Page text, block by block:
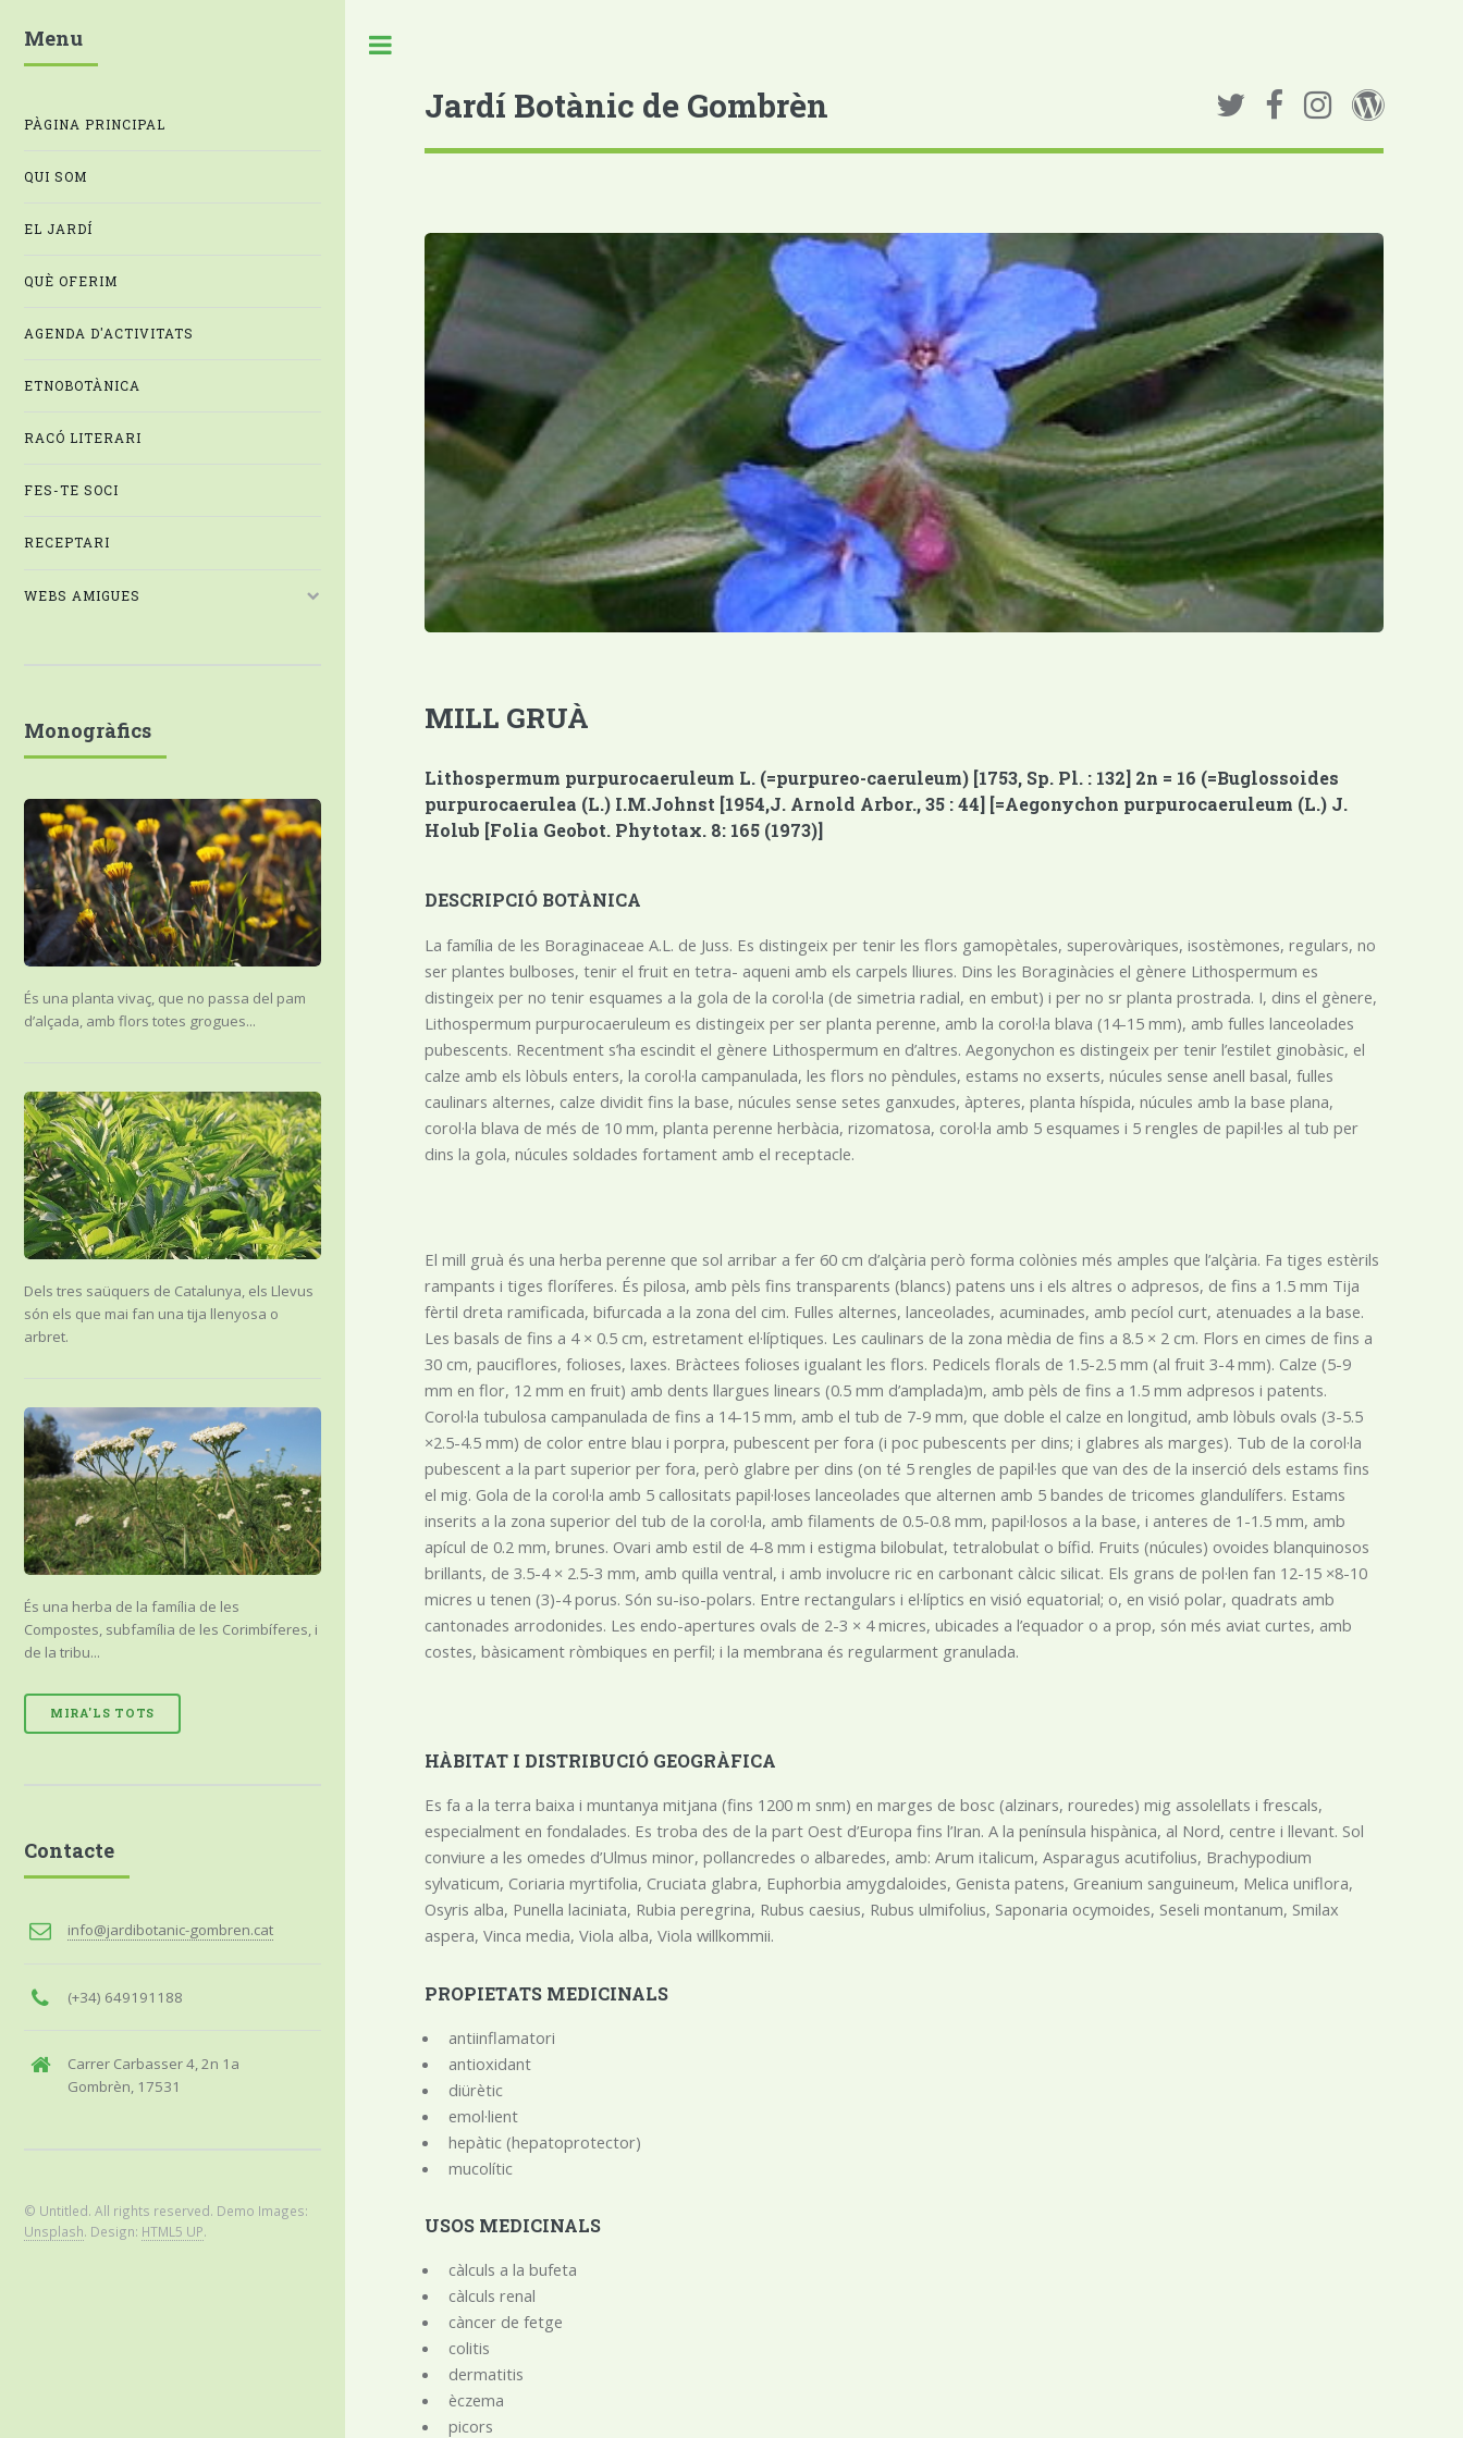
Jardí Botànic de Gombrèn
MILL GRUÀ
Lithospermum purpurocaeruleum L. (=purpureo-caeruleum) [1753, Sp. Pl. : 132] 2n = 16 (=Buglossoides
purpurocaerulea (L.) I.M.Johnst [1954,J. Arnold Arbor., 35 : 44] [=Aegonychon purpurocaeruleum (L.) J.
Holub [Folia Geobot. Phytotax. 8: 165 (1973)]
DESCRIPCIÓ BOTÀNICA
La família de les Boraginaceae A.L. de Juss. Es distingeix per tenir les flors gamopètales, superovàriques, isostèmones, regulars, no
ser plantes bulboses, tenir el fruit en tetra- aqueni amb els carpels lliures. Dins les Boraginàcies el gènere Lithospermum es
distingeix per no tenir esquames a la gola de la corol·la (de simetria radial, en embut) i per no sr planta prostrada. I, dins el gènere,
Lithospermum purpurocaeruleum es distingeix per ser planta perenne, amb la corol·la blava (14-15 mm), amb fulles lanceolades
pubescents. Recentment s’ha escindit el gènere Lithospermum en d’altres. Aegonychon es distingeix per tenir l’estilet ginobàsic, el
calze amb els lòbuls enters, la corol·la campanulada, les flors no pèndules, estams no exserts, núcules sense anell basal, fulles
caulinars alternes, calze dividit fins la base, núcules sense setes ganxudes, àpteres, planta híspida, núcules amb la base plana,
corol·la blava de més de 10 mm, planta perenne herbàcia, rizomatosa, corol·la amb 5 esquames i 5 rengles de papil·les al tub per
dins la gola, núcules soldades fortament amb el receptacle.
El mill gruà és una herba perenne que sol arribar a fer 60 cm d’alçària però forma colònies més amples que l’alçària. Fa tiges estèrils
rampants i tiges floríferes. És pilosa, amb pèls fins transparents (blancs) patens uns i els altres o adpresos, de fins a 1.5 mm Tija
fèrtil dreta ramificada, bifurcada a la zona del cim. Fulles alternes, lanceolades, acuminades, amb pecíol curt, atenuades a la base.
Les basals de fins a 4 × 0.5 cm, estretament el·líptiques. Les caulinars de la zona mèdia de fins a 8.5 × 2 cm. Flors en cimes de fins a
30 cm, pauciflores, folioses, laxes. Bràctees folioses igualant les flors. Pedicels florals de 1.5-2.5 mm (al fruit 3-4 mm). Calze (5-9
mm en flor, 12 mm en fruit) amb dents llargues linears (0.5 mm d’amplada)m, amb pèls de fins a 1.5 mm adpresos i patents.
Corol·la tubulosa campanulada de fins a 14-15 mm, amb el tub de 7-9 mm, que doble el calze en longitud, amb lòbuls ovals (3-5.5
×2.5-4.5 mm) de color entre blau i porpra, pubescent per fora (i poc pubescents per dins; i glabres als marges). Tub de la corol·la
pubescent a la part superior per fora, però glabre per dins (on té 5 rengles de papil·les que van des de la inserció dels estams fins
el mig. Gola de la corol·la amb 5 callositats papil·loses lanceolades que alternen amb 5 bandes de tricomes glandulífers. Estams
inserits a la zona superior del tub de la corol·la, amb filaments de 0.5-0.8 mm, papil·losos a la base, i anteres de 1-1.5 mm, amb
apícul de 0.2 mm, brunes. Ovari amb estil de 4-8 mm i estigma bilobulat, tetralobulat o bífid. Fruits (núcules) ovoides blanquinosos
brillants, de 3.5-4 × 2.5-3 mm, amb quilla ventral, i amb involucre ric en carbonant càlcic silicat. Els grans de pol·len fan 12-15 ×8-10
micres u tenen (3)-4 porus. Són su-iso-polars. Entre rectangulars i el·líptics en visió equatorial; o, en visió polar, quadrats amb
cantonades arrodonides. Les endo-apertures ovals de 2-3 × 4 micres, ubicades a l’equador o a prop, són més aviat curtes, amb
costes, bàsicament ròmbiques en perfil; i la membrana és regularment granulada.
HÀBITAT I DISTRIBUCIÓ GEOGRÀFICA
Es fa a la terra baixa i muntanya mitjana (fins 1200 m snm) en marges de bosc (alzinars, rouredes) mig assolellats i frescals,
especialment en fondalades. Es troba des de la part Oest d’Europa fins l’Iran. A la península hispànica, al Nord, centre i llevant. Sol
conviure a les omedes d’Ulmus minor, pollancredes o albaredes, amb: Arum italicum, Asparagus acutifolius, Brachypodium
sylvaticum, Coriaria myrtifolia, Cruciata glabra, Euphorbia amygdaloides, Genista patens, Greanium sanguineum, Melica uniflora,
Osyris alba, Punella laciniata, Rubia peregrina, Rubus caesius, Rubus ulmifolius, Saponaria ocymoides, Seseli montanum, Smilax
aspera, Vinca media, Viola alba, Viola willkommii.
PROPIETATS MEDICINALS
antiinflamatori
antioxidant
diürètic
emol·lient
hepàtic (hepatoprotector)
mucolític
USOS MEDICINALS
càlculs a la bufeta
càlculs renal
càncer de fetge
colitis
dermatitis
èczema
picors
Menu
PÀGINA PRINCIPAL
QUI SOM
EL JARDÍ
QUÈ OFERIM
AGENDA D'ACTIVITATS
ETNOBOTÀNICA
RACÓ LITERARI
FES-TE SOCI
RECEPTARI
WEBS AMIGUES
Monogràfics
És una planta vivaç, que no passa del pam
d’alçada, amb flors totes grogues...
Dels tres saüquers de Catalunya, els Llevus
són els que mai fan una tija llenyosa o
arbret.
És una herba de la família de les
Compostes, subfamília de les Corimbíferes, i
de la tribu...
MIRA'LS TOTS
Contacte
info@jardibotanic-gombren.cat
(+34) 649191188
Carrer Carbasser 4, 2n 1a
Gombrèn, 17531
© Untitled. All rights reserved. Demo Images:
Unsplash. Design: HTML5 UP.